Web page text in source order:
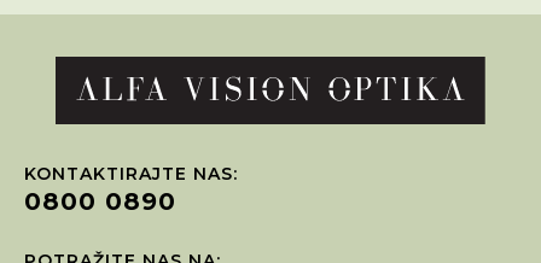
KONTAKTIRAJTE NAS:
0800 0890